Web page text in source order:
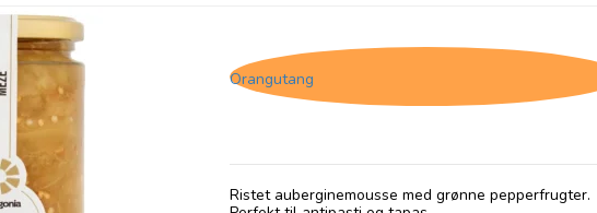
Orangutang
Ristet auberginemousse med grønne pepperfrugter.